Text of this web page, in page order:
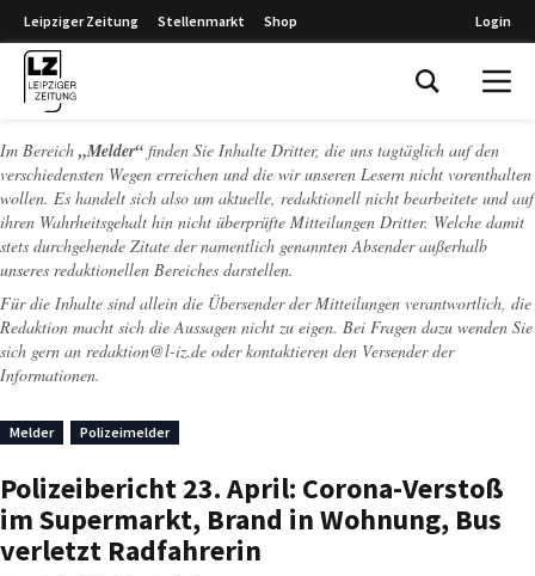
Leipziger Zeitung Stellenmarkt Shop Login
Im Bereich „Melder“ finden Sie Inhalte Dritter, die uns tagtäglich auf den
verschiedensten Wegen erreichen und die wir unseren Lesern nicht vorenthalten
wollen. Es handelt sich also um aktuelle, redaktionell nicht bearbeitete und auf
ihren Wahrheitsgehalt hin nicht überprüfte Mitteilungen Dritter. Welche damit
stets durchgehende Zitate der namentlich genannten Absender außerhalb
unseres redaktionellen Bereiches darstellen.
Für die Inhalte sind allein die Übersender der Mitteilungen verantwortlich, die
Redaktion macht sich die Aussagen nicht zu eigen. Bei Fragen dazu wenden Sie
sich gern an redaktion@l-iz.de oder kontaktieren den Versender der
Informationen.
Melder Polizeimelder
Polizeibericht 23. April: Corona-Verstoß
im Supermarkt, Brand in Wohnung, Bus
verletzt Radfahrerin